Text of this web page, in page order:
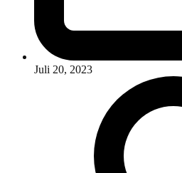
Juli 20, 2023